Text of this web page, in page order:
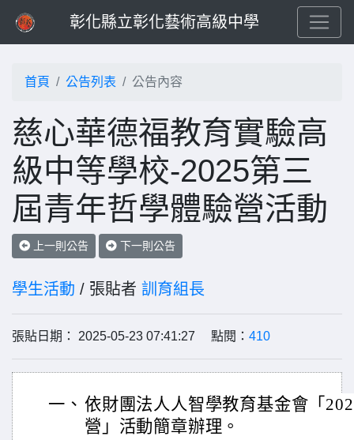
彰化縣立彰化藝術高級中學
首頁 公告列表 公告內容
慈心華德福教育實驗高
級中等學校-2025第三
屆青年哲學體驗營活動
上一則公告 下一則公告
學生活動 / 張貼者 訓育組長
張貼日期： 2025-05-23 07:41:27 點閱： 410
一、 依財團法人人智學教育基金會「
營」活動簡章辦理。